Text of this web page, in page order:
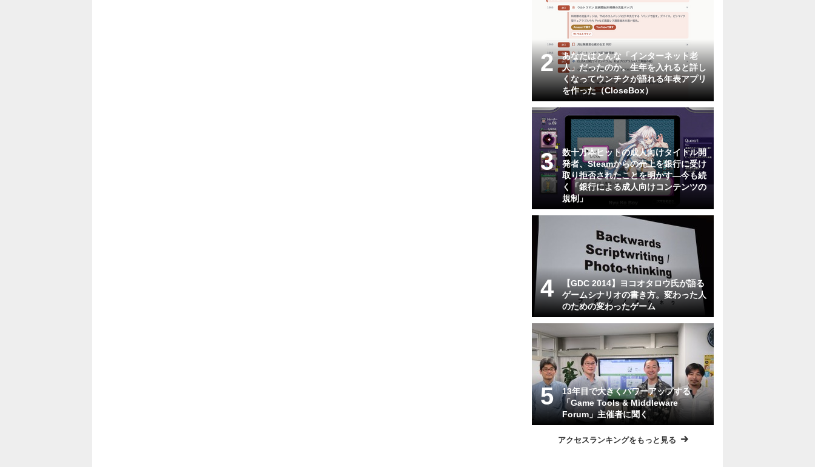
あなたはどんな「インターネット老
人」だったのか。生年を入れると詳し
くなってウンチクが語れる年表アプリ
を作った（CloseBox）
数十万本ヒットの成人向けタイトル開
発者、Steamからの売上を銀行に受け
取り拒否されたことを明かす―今も続
く「銀行による成人向けコンテンツの
規制」
【GDC 2014】ヨコオタロウ氏が語る
ゲームシナリオの書き方。変わった人
のための変わったゲーム
13年目で大きくパワーアップする
「Game Tools & Middleware
Forum」主催者に聞く
アクセスランキングをもっと見る